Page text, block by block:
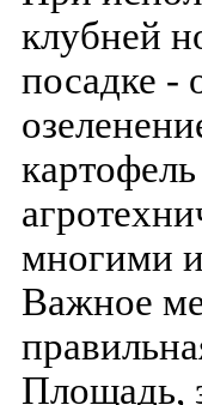
клубней
посадке -
многими
Важное
Площадь,